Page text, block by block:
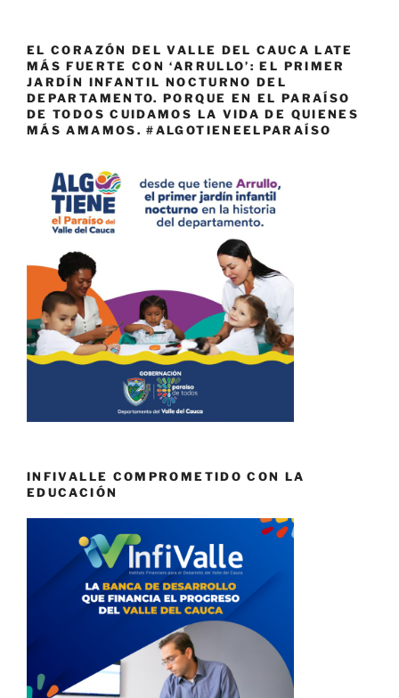
EL CORAZÓN DEL VALLE DEL CAUCA LATE
MÁS FUERTE CON ‘ARRULLO’: EL PRIMER
JARDÍN INFANTIL NOCTURNO DEL
DEPARTAMENTO. PORQUE EN EL PARAÍSO
DE TODOS CUIDAMOS LA VIDA DE QUIENES
MÁS AMAMOS. #ALGOTIENEELPARAÍSO
INFIVALLE COMPROMETIDO CON LA
EDUCACIÓN